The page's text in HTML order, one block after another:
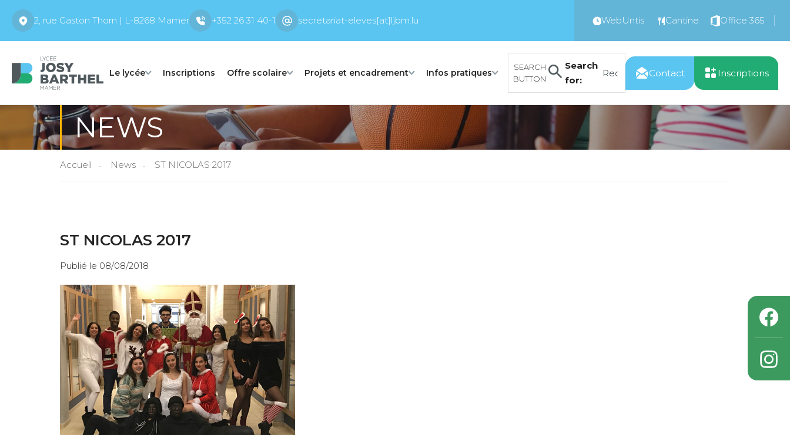
2, rue Gaston Thorn | L-8268 Mamer +352 26 31 40-1 secretariat-eleves[at]ljbm.lu WebUntis Cantine Office 365
Le lycée Inscriptions Offre scolaire Projets et encadrement Infos pratiques
Search
for:
SEARCH
BUTTON
Contact Inscriptions
NEWS
Accueil News ST NICOLAS 2017
ST NICOLAS 2017
Publié le 08/08/2018